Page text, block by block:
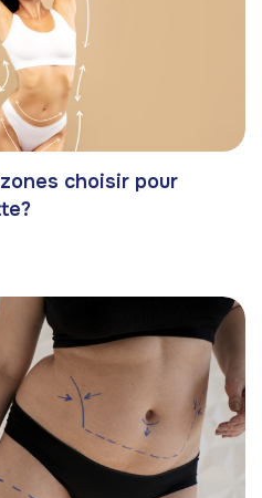
choisir pour